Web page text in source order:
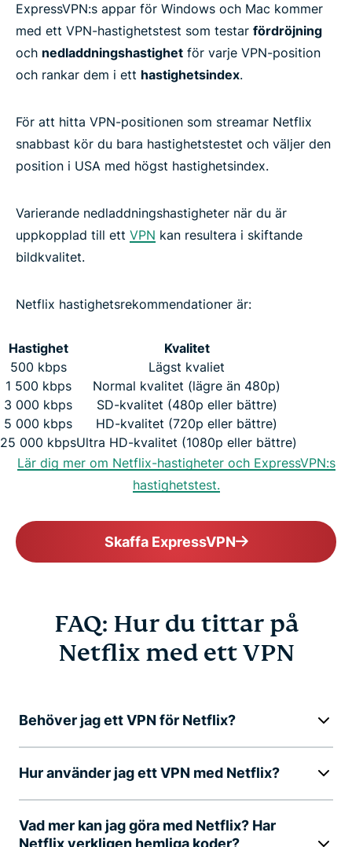
ExpressVPN:s appar för Windows och Mac kommer
med ett VPN-hastighetstest som testar fördröjning
och nedladdningshastighet för varje VPN-position
och rankar dem i ett hastighetsindex.
För att hitta VPN-positionen som streamar Netflix
snabbast kör du bara hastighetstestet och väljer den
position i USA med högst hastighetsindex.
Varierande nedladdningshastigheter när du är
uppkopplad till ett VPN kan resultera i skiftande
bildkvalitet.
Netflix hastighetsrekommendationer är:
Hastighet
Kvalitet
500 kbps
Lägst kvaliet
1 500 kbps
Normal kvalitet (lägre än 480p)
3 000 kbps
SD-kvalitet (480p eller bättre)
5 000 kbps
HD-kvalitet (720p eller bättre)
25 000 kbpsUltra HD-kvalitet (1080p eller bättre)
Lär dig mer om Netflix-hastigheter och ExpressVPN:s
hastighetstest.
Skaffa ExpressVPN
FAQ: Hur du tittar på
Netflix med ett VPN
Behöver jag ett VPN för Netflix?
Hur använder jag ett VPN med Netflix?
Vad mer kan jag göra med Netflix? Har
Netflix verkligen hemliga koder?